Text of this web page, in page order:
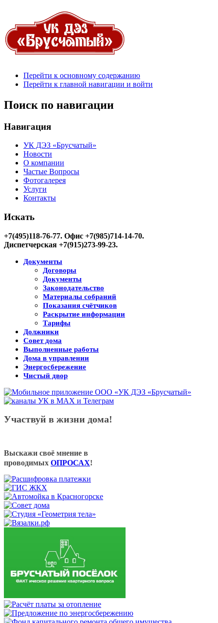
Перейти к основному содержанию
Перейти к главной навигации и войти
Поиск по навигации
Навигация
УК ДЭЗ «Брусчатый»
Новости
О компании
Частые Вопросы
Фотогалерея
Услуги
Контакты
Искать
+7(495)118-76-77. Офис +7(985)714-14-70.
Диспетчерская +7(915)273-99-23.
Документы
Договоры
Документы
Законодательство
Материалы собраний
Показания счётчиков
Раскрытие информации
Тарифы
Должники
Совет дома
Выполненные работы
Дома в управлении
Энергосбережение
Чистый двор
Участвуй в жизни дома!
Выскажи своё мнение в
проводимых ОПРОСАХ!